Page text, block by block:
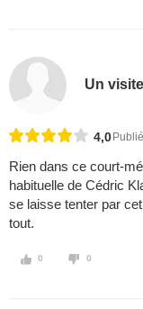
Un
4,0
Rien dans ce court-
habituelle de Cédric
se laisse tenter par
tout.
0 0